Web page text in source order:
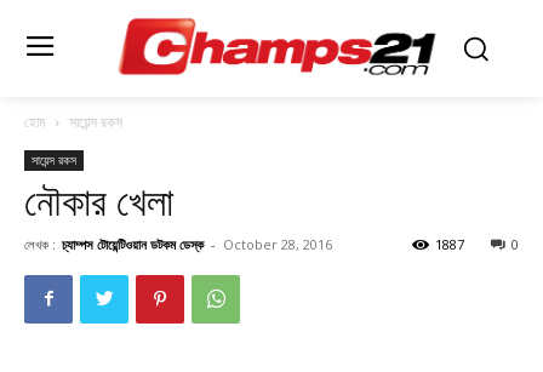
হোম সায়েন্স রকস
সায়েন্স রকস
নৌকার খেলা
লেখক : চ্যাম্পস টোয়েন্টিওয়ান ডটকম ডেস্ক - October 28, 2016 0
1887